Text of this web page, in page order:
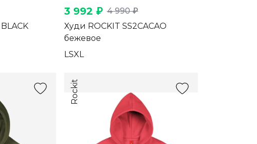
3 992 ₽ 4 990 ₽
Худи ROCKIT SS2CACAO
бежевое
L SXL
Rockit